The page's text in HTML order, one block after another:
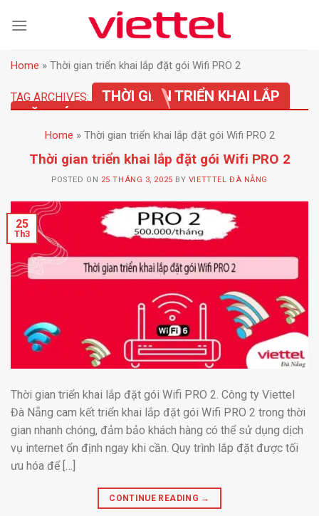
Home » Thời gian triển khai lắp đặt gói Wifi PRO 2
TAG ARCHIVES:
THỜI GIAN TRIỂN KHAI LẮP
ĐẶT GÓI WIFI PRO 2
Home » Thời gian triển khai lắp đặt gói Wifi PRO 2
Thời gian triển khai lắp đặt gói Wifi PRO 2
POSTED ON 25 THÁNG 3, 2025 BY VIETTTEL ĐÀ NẴNG
25
Th3
Thời gian triển khai lắp đặt gói Wifi PRO 2. Công ty Viettel
Đà Nẵng cam kết triển khai lắp đặt gói Wifi PRO 2 trong thời
gian nhanh chóng, đảm bảo khách hàng có thể sử dụng dịch
vụ internet ổn định ngay khi cần. Quy trình lắp đặt được tối
ưu hóa để […]
CONTINUE READING →